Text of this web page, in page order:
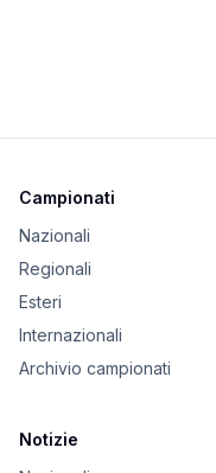
Campionati
Nazionali
Regionali
Esteri
Internazionali
Archivio campionati
Notizie